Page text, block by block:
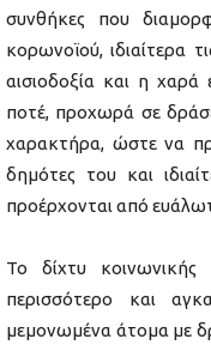
συνθήκες που
κορωνοϊού, ιδιαίτερα
αισιοδοξία και η χαρά
ποτέ, προχωρά σε
χαρακτήρα, ώστε να
δημότες του και
προέρχονται από
Το δίχτυ κοινωνικής
περισσότερο και
μεμονωμένα άτομα με